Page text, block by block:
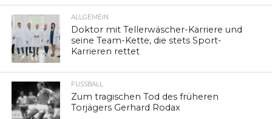
ALLGEMEIN
Doktor mit Tellerwäscher-Karriere und
seine Team-Kette, die stets Sport-
Karrieren rettet
FUSSBALL
Zum tragischen Tod des früheren
Torjägers Gerhard Rodax